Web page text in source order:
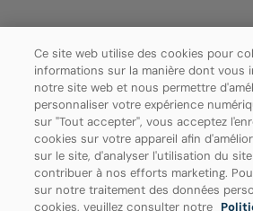
Ce site web utilise des cookies pour
informations sur la manière dont vous
notre site web et nous permettre
personnaliser votre expérience
sur "Tout accepter", vous acceptez
cookies sur votre appareil afin
sur le site, d'analyser l'utilisation du
contribuer à nos efforts marketing.
sur notre traitement des données
cookies, veuillez consulter notre